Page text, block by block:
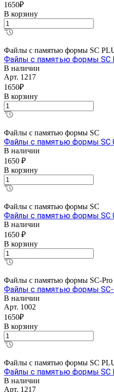
1650₽
В корзину
Файлы с памятью формы SC
Файлы с памятью формы SC
В наличии
Арт. 1217
1650₽
В корзину
Файлы с памятью формы SC
Файлы с памятью формы SC
В наличии
1650 ₽
В корзину
Файлы с памятью формы SC
Файлы с памятью формы SC
В наличии
1650 ₽
В корзину
Файлы с памятью формы SC-Pro
Файлы с памятью формы SC-
В наличии
Арт. 1002
1650₽
В корзину
Файлы с памятью формы SC
Файлы с памятью формы SC
В наличии
Арт. 1217